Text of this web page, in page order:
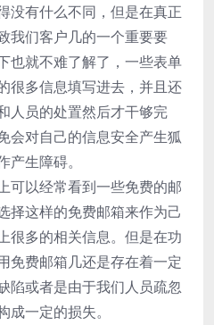
没有什么不同，但是在真正
我们客户几的一个重要要
也就不难了解了，一些表单
很多信息填写进去，并且还
人员的处置然后才干够完
会对自己的信息安全产生狐
生障碍。
可以经常看到一些免费的邮
择这样的免费邮箱来作为己
很多的相关信息。但是在功
免费邮箱几还是存在着一定
陷或者是由于我们人员疏忽
一定的损失。